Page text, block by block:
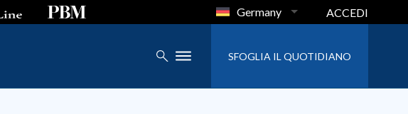
Germany ACCEDI
SFOGLIA IL QUOTIDIANO